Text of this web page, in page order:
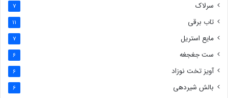
سرلاک 7
تاب برقی 11
مایع استریل 7
ست جغجغه 6
آویز تخت نوزاد 6
بالش شیردهی 6